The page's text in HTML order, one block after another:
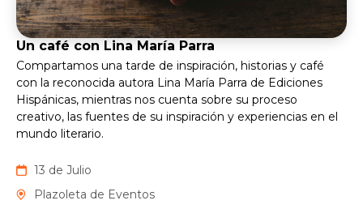
Un café con Lina María Parra
Compartamos una tarde de inspiración, historias y café
con la reconocida autora Lina María Parra de Ediciones
Hispánicas, mientras nos cuenta sobre su proceso
creativo, las fuentes de su inspiración y experiencias en el
mundo literario.
13 de Julio
Plazoleta de Eventos